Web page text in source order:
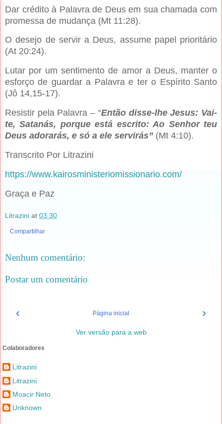
Dar crédito à Palavra de Deus em sua chamada com
promessa de mudança (Mt 11:28).
O desejo de servir a Deus, assume papel prioritário
(At 20:24).
Lutar por um sentimento de amor a Deus, manter o
esforço de guardar a Palavra e ter o Espírito Santo
(Jô 14,15-17).
Resistir pela Palavra – “Então disse-lhe Jesus: Vai-
te, Satanás, porque está escrito: Ao Senhor teu
Deus adorarás, e só a ele servirás” (Mt 4:10).
Transcrito Por Litrazini
https://www.kairosministeriomissionario.com/
Graça e Paz
Litrazini at 03:30
Compartilhar
Nenhum comentário:
Postar um comentário
‹ ›
Página inicial
Ver versão para a web
Colaboradores
Litrazini
Litrazini
Moacir Neto
Unknown